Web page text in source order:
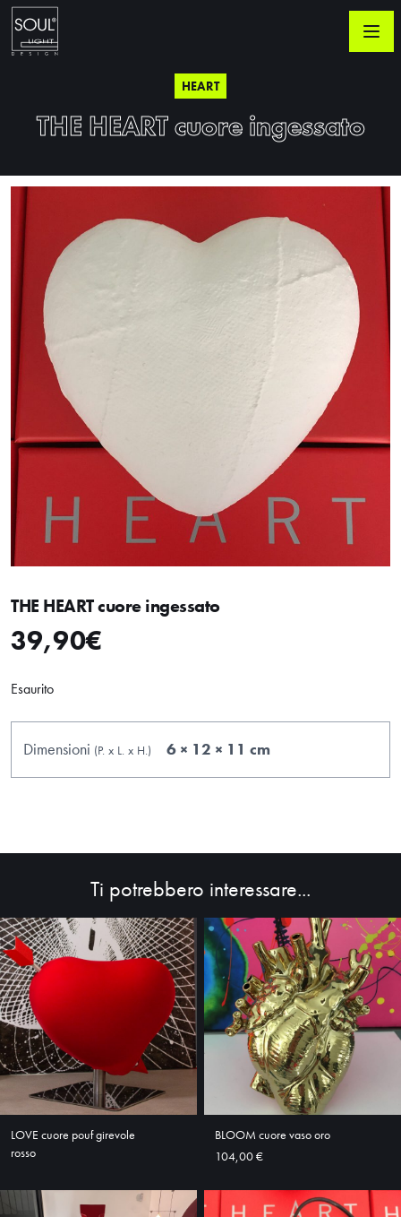
HOME
ABOUT
SHOP
HEART
THE HEART cuore ingessato
THE HEART cuore ingessato
39,90€
Esaurito
Dimensioni (P. x L. x H.) 6 × 12 × 11 cm
Ti potrebbero interessare...
LOVE cuore pouf girevole
rosso
BLOOM cuore vaso oro
104,00 €